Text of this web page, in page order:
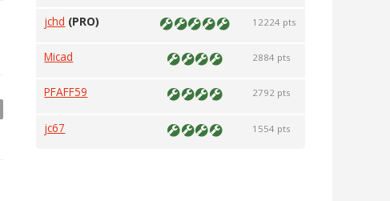
jchd (PRO) 12224 pts
Micad 2884 pts
PFAFF59 2792 pts
jc67 1554 pts